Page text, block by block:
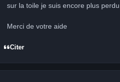
sur la toile je suis encore plus
Merci de votre aide
Citer